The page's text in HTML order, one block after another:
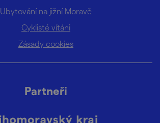
Ubytování na jižní Moravě
Cyklisté vítáni
Zásady cookies
Partneři